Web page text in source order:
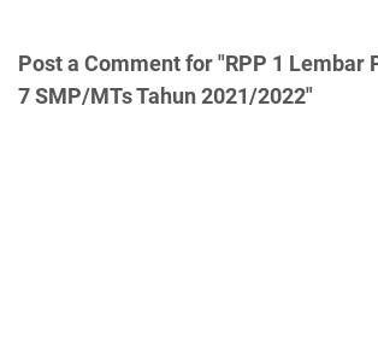
Post a Comment for "RPP 1 Lembar
7 SMP/MTs Tahun 2021/2022"